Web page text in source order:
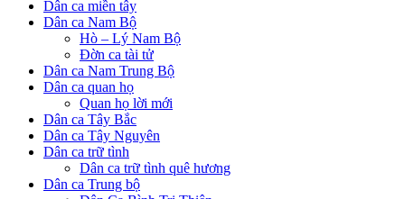
Dân ca miền tây
Dân ca Nam Bộ
Hò – Lý Nam Bộ
Đờn ca tài tử
Dân ca Nam Trung Bộ
Dân ca quan họ
Quan họ lời mới
Dân ca Tây Bắc
Dân ca Tây Nguyên
Dân ca trữ tình
Dân ca trữ tình quê hương
Dân ca Trung bộ